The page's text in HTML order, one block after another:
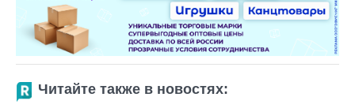
Читайте также в новостях: